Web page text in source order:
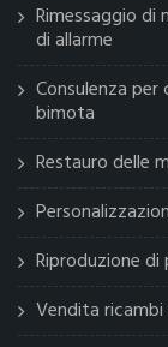
Rimessaggio
di allarme
Consulenza
bimota
Restauro delle
Riproduzione
Vendita